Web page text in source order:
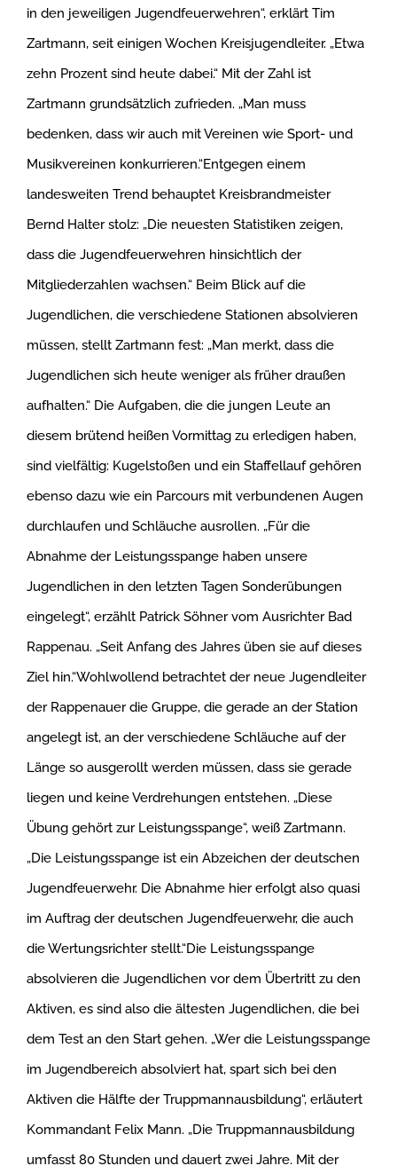
in den jeweiligen Jugendfeuerwehren“, erklärt Tim
Zartmann, seit einigen Wochen Kreisjugendleiter. „Etwa
zehn Prozent sind heute dabei.“ Mit der Zahl ist
Zartmann grundsätzlich zufrieden. „Man muss
bedenken, dass wir auch mit Vereinen wie Sport- und
Musikvereinen konkurrieren.“Entgegen einem
landesweiten Trend behauptet Kreisbrandmeister
Bernd Halter stolz: „Die neuesten Statistiken zeigen,
dass die Jugendfeuerwehren hinsichtlich der
Mitgliederzahlen wachsen.“ Beim Blick auf die
Jugendlichen, die verschiedene Stationen absolvieren
müssen, stellt Zartmann fest: „Man merkt, dass die
Jugendlichen sich heute weniger als früher draußen
aufhalten.“ Die Aufgaben, die die jungen Leute an
diesem brütend heißen Vormittag zu erledigen haben,
sind vielfältig: Kugelstoßen und ein Staffellauf gehören
ebenso dazu wie ein Parcours mit verbundenen Augen
durchlaufen und Schläuche ausrollen. „Für die
Abnahme der Leistungsspange haben unsere
Jugendlichen in den letzten Tagen Sonderübungen
eingelegt“, erzählt Patrick Söhner vom Ausrichter Bad
Rappenau. „Seit Anfang des Jahres üben sie auf dieses
Ziel hin.“Wohlwollend betrachtet der neue Jugendleiter
der Rappenauer die Gruppe, die gerade an der Station
angelegt ist, an der verschiedene Schläuche auf der
Länge so ausgerollt werden müssen, dass sie gerade
liegen und keine Verdrehungen entstehen. „Diese
Übung gehört zur Leistungsspange“, weiß Zartmann.
„Die Leistungsspange ist ein Abzeichen der deutschen
Jugendfeuerwehr. Die Abnahme hier erfolgt also quasi
im Auftrag der deutschen Jugendfeuerwehr, die auch
die Wertungsrichter stellt.“Die Leistungsspange
absolvieren die Jugendlichen vor dem Übertritt zu den
Aktiven, es sind also die ältesten Jugendlichen, die bei
dem Test an den Start gehen. „Wer die Leistungsspange
im Jugendbereich absolviert hat, spart sich bei den
Aktiven die Hälfte der Truppmannausbildung“, erläutert
Kommandant Felix Mann. „Die Truppmannausbildung
umfasst 80 Stunden und dauert zwei Jahre. Mit der